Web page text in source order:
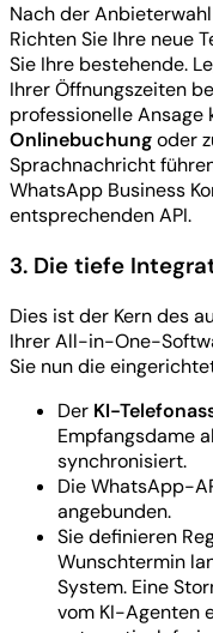
Nach der
Richten Sie Ihre neue
Sie Ihre bestehende.
Ihrer Öffnungszeiten
professionelle Ansage
Onlinebuchungoder
Sprachnachricht
WhatsApp Business
entsprechenden API.
3. Die tiefe
Dies ist der Kern des
Ihrer All-in-One-
Sie nun die
Der KI-
Empfangsdame
synchronisiert.
Die WhatsApp-
angebunden.
Sie definieren
Wunschtermin
System. Eine
vom KI-Agenten